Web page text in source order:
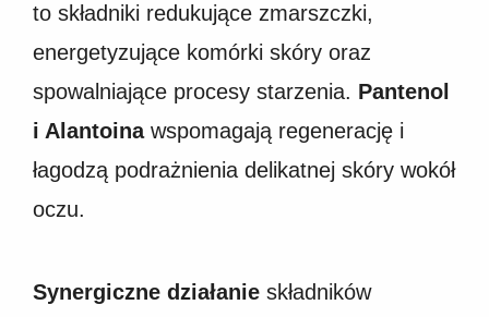
to składniki redukujące zmarszczki,
energetyzujące komórki skóry oraz
spowalniające procesy starzenia. Pantenol
i Alantoina wspomagają regenerację i
łagodzą podrażnienia delikatnej skóry wokół
oczu.
Synergiczne działanie składników